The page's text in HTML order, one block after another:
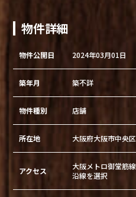
物件詳細
物件公開日 2024年03月01日
築年月 築不詳
物件種別 店舗
所在地 大阪府大阪市中央
アクセス
大阪メトロ御堂筋
沿線を選択